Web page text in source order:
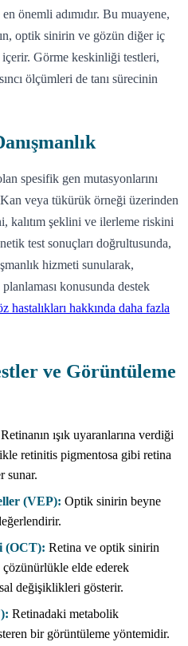
önemli adımıdır. Bu muayene,
optik sinirin ve gözün diğer iç
içerir. Görme keskinliği testleri,
ölçümleri de tanı sürecinin
spesifik gen mutasyonlarını
veya tükürük örneği üzerinden
kalıtım şeklini ve ilerleme riskini
test sonuçları doğrultusunda,
hizmeti sunularak,
planlaması konusunda destek
hastalıkları hakkında daha fazla
ve Görüntüleme
Retinanın ışık uyaranlarına verdiği
retinitis pigmentosa gibi retina
sunar.
(VEP): Optik sinirin beyne
(OCT): Retina ve optik sinirin
elde ederek
değişiklikleri gösterir.
Retinadaki metabolik
bir görüntüleme yöntemidir.